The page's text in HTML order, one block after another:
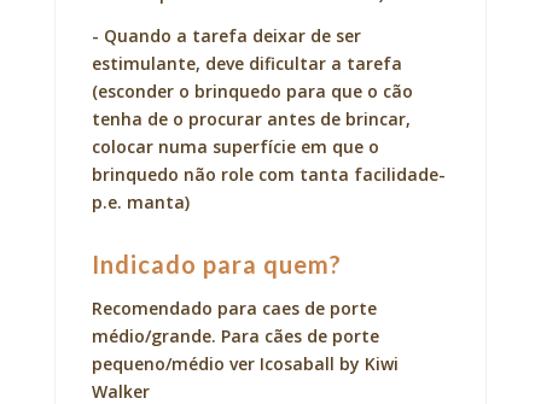
- Quando a tarefa deixar de ser
estimulante, deve dificultar a tarefa
(esconder o brinquedo para que o cão
tenha de o procurar antes de brincar,
colocar numa superfície em que o
brinquedo não role com tanta facilidade-
p.e. manta)
Indicado para quem?
Recomendado para caes de porte
médio/grande. Para cães de porte
pequeno/médio ver Icosaball by Kiwi
Walker